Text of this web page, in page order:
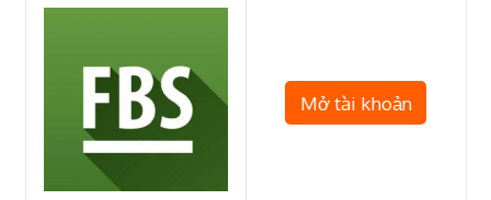
Mở tài khoản